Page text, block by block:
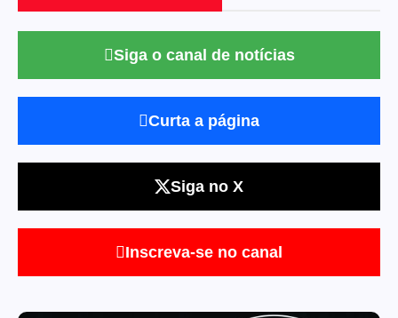
Siga o canal de notícias
Curta a página
Siga no X
Inscreva-se no canal